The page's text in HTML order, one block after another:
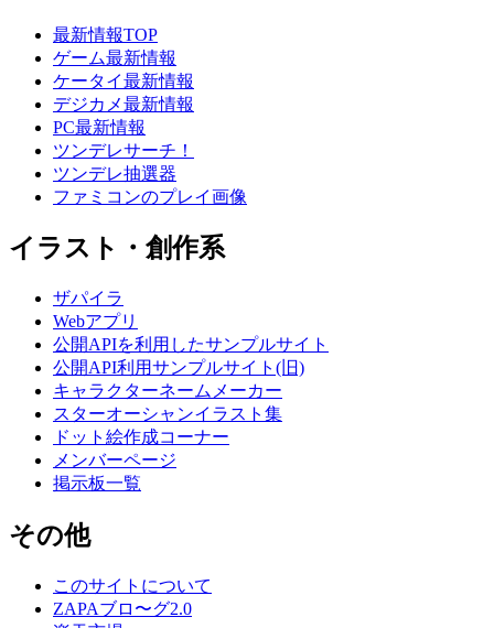
最新情報TOP
ゲーム最新情報
ケータイ最新情報
デジカメ最新情報
PC最新情報
ツンデレサーチ！
ツンデレ抽選器
ファミコンのプレイ画像
イラスト・創作系
ザパイラ
Webアプリ
公開APIを利用したサンプルサイト
公開API利用サンプルサイト(旧)
キャラクターネームメーカー
スターオーシャンイラスト集
ドット絵作成コーナー
メンバーページ
掲示板一覧
その他
このサイトについて
ZAPAブロ〜グ2.0